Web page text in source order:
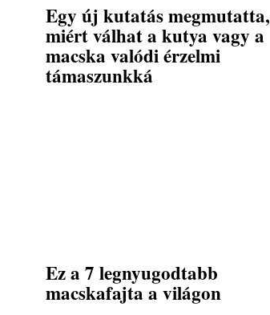
Egy új kutatás megmutatta,
miért válhat a kutya vagy a
macska valódi érzelmi
támaszunkká
Ez a 7 legnyugodtabb
macskafajta a világon